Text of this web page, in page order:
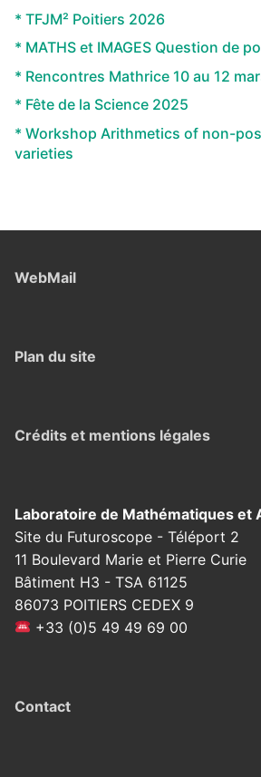
* TFJM² Poitiers 2026
* MATHS et IMAGES Question de
* Rencontres Mathrice 10 au 12
* Fête de la Science 2025
* Workshop Arithmetics of non-
varieties
WebMail
Plan du site
Crédits et mentions légales
Laboratoire de Mathématiques et
Site du Futuroscope - Téléport 2
11 Boulevard Marie et Pierre Curie
Bâtiment H3 - TSA 61125
86073 POITIERS CEDEX 9
+33 (0)5 49 49 69 00
Contact